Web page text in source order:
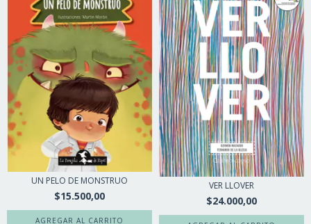
UN PELO DE MONSTRUO
$15.500,00
VER LLOVER
$24.000,00